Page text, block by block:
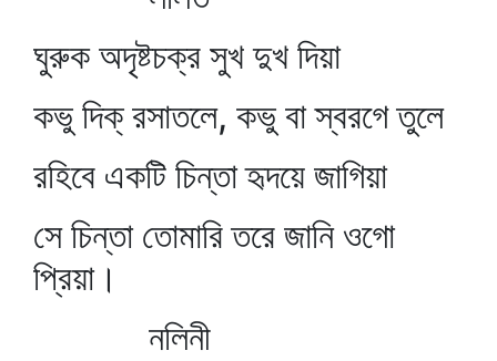
ঘুরুক অদৃষ্টচক্র সুখ দুখ দিয়া
কভু দিক্‌ রসাতলে, কভু বা স্বরগে তুলে
রহিবে একটি চিন্তা হৃদয়ে জাগিয়া
সে চিন্তা তোমারি তরে জানি ওগো
প্রিয়া।
নলিনী